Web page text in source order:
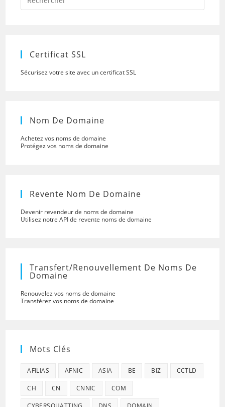
to
Certificat SSL
Sécurisez votre site avec un certificat SSL
Nom De Domaine
Achetez vos noms de domaine
Protégez vos noms de domaine
Revente Nom De Domaine
Devenir revendeur de noms de domaine
Utilisez notre API de revente noms de domaine
Transfert/renouvellement De Noms De
Domaine
Renouvelez vos noms de domaine
Transférez vos noms de domaine
Mots Clés
AFILIAS AFNIC ASIA BE BIZ CCTLD
CH CN CNNIC COM